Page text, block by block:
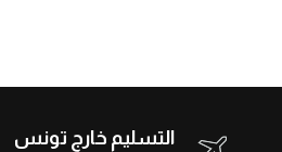
التسليم خارج تونس